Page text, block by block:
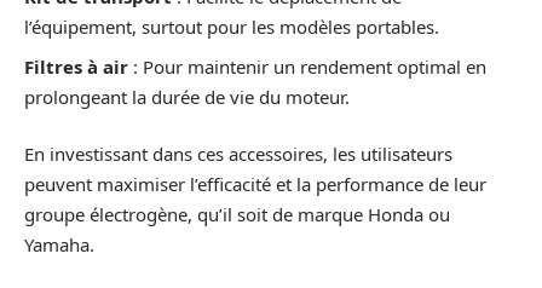
l’équipement, surtout pour les modèles portables.
Filtres à air : Pour maintenir un rendement optimal en
prolongeant la durée de vie du moteur.
En investissant dans ces accessoires, les utilisateurs
peuvent maximiser l’efficacité et la performance de leur
groupe électrogène, qu’il soit de marque Honda ou
Yamaha.